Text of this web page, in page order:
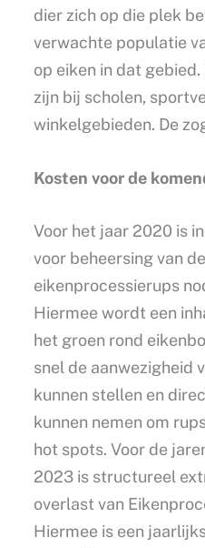
dier zich op die plek
verwachte populatie
op eiken in dat
zijn bij scholen,
winkelgebieden. De
Kosten voor de
Voor het jaar 2020 is
voor beheersing van
eikenprocessierups
Hiermee wordt een
het groen rond
snel de aanwezigheid
kunnen stellen en
kunnen nemen om
hot spots. Voor de
2023 is structureel
overlast van
Hiermee is een